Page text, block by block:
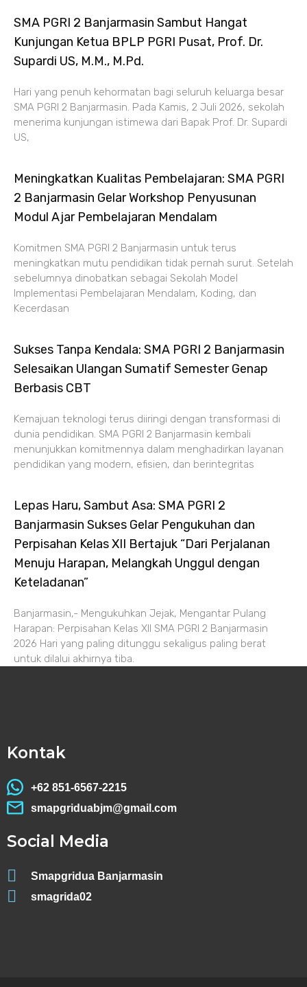
SMA PGRI 2 Banjarmasin Sambut Hangat
Kunjungan Ketua BPLP PGRI Pusat, Prof. Dr.
Supardi US, M.M., M.Pd.
Hari yang penuh kehormatan bagi seluruh keluarga besar
SMA PGRI 2 Banjarmasin. Pada Kamis, 2 Juli 2026, sekolah
menerima kunjungan istimewa dari Bapak Prof. Dr. Supardi
US,
Meningkatkan Kualitas Pembelajaran: SMA PGRI
2 Banjarmasin Gelar Workshop Penyusunan
Modul Ajar Pembelajaran Mendalam
Komitmen SMA PGRI 2 Banjarmasin untuk terus
meningkatkan mutu pendidikan tidak pernah surut. Setelah
sebelumnya dinobatkan sebagai Sekolah Model
Implementasi Pembelajaran Mendalam, Koding, dan
Kecerdasan
Sukses Tanpa Kendala: SMA PGRI 2 Banjarmasin
Selesaikan Ulangan Sumatif Semester Genap
Berbasis CBT
Kemajuan teknologi terus diiringi dengan transformasi di
dunia pendidikan. SMA PGRI 2 Banjarmasin kembali
menunjukkan komitmennya dalam menghadirkan layanan
pendidikan yang modern, efisien, dan berintegritas
Lepas Haru, Sambut Asa: SMA PGRI 2
Banjarmasin Sukses Gelar Pengukuhan dan
Perpisahan Kelas XII Bertajuk “Dari Perjalanan
Menuju Harapan, Melangkah Unggul dengan
Keteladanan”
Banjarmasin,- Mengukuhkan Jejak, Mengantar Pulang
Harapan: Perpisahan Kelas XII SMA PGRI 2 Banjarmasin
2026 Hari yang paling ditunggu sekaligus paling berat
untuk dilalui akhirnya tiba.
Kontak
+62 851-6567-2215
smapgriduabjm@gmail.com
Social Media
Smapgridua Banjarmasin
smagrida02